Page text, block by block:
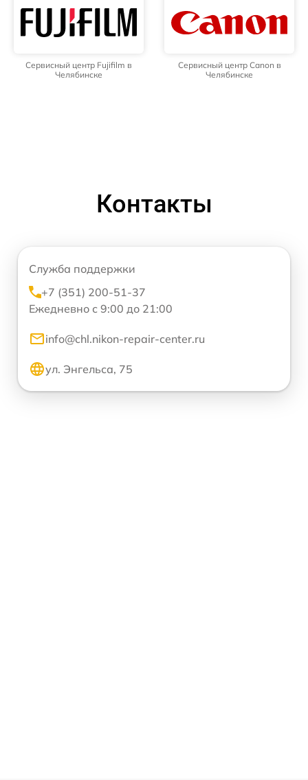
Сервисный центр Fujifilm в
Челябинске
Сервисный центр Canon в
Челябинске
Контакты
Служба поддержки
+7 (351) 200-51-37
Ежедневно с 9:00 до 21:00
info@chl.nikon-repair-center.ru
ул. Энгельса, 75